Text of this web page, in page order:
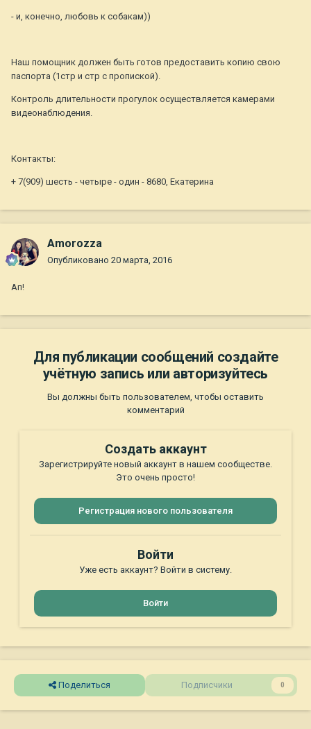
- и, конечно, любовь к собакам))
Наш помощник должен быть готов предоставить копию свою
паспорта (1стр и стр с пропиской).
Контроль длительности прогулок осуществляется камерами
видеонаблюдения.
Контакты:
+ 7(909) шесть - четыре - один - 8680, Екатерина
Amorozza
Опубликовано 20 марта, 2016
Ап!
Для публикации сообщений создайте
учётную запись или авторизуйтесь
Вы должны быть пользователем, чтобы оставить
комментарий
Создать аккаунт
Зарегистрируйте новый аккаунт в нашем сообществе.
Это очень просто!
Регистрация нового пользователя
Войти
Уже есть аккаунт? Войти в систему.
Войти
Поделиться Подписчики 0